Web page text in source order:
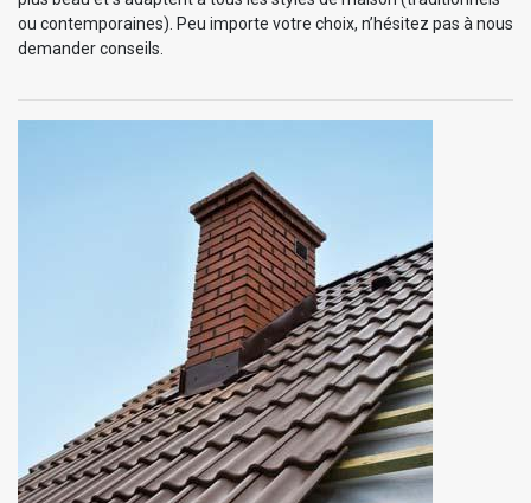
ou contemporaines). Peu importe votre choix, n’hésitez pas à nous
demander conseils.